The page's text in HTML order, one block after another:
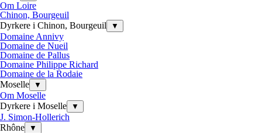
Om Loire
Chinon, Bourgeuil
Dyrkere i Chinon, Bourgeuil
▼
Domaine Annivy
Domaine de Nueil
Domaine de Pallus
Domaine Philippe Richard
Domaine de la Rodaie
Moselle
▼
Om Moselle
Dyrkere i Moselle
▼
J. Simon-Hollerich
Rhône
▼